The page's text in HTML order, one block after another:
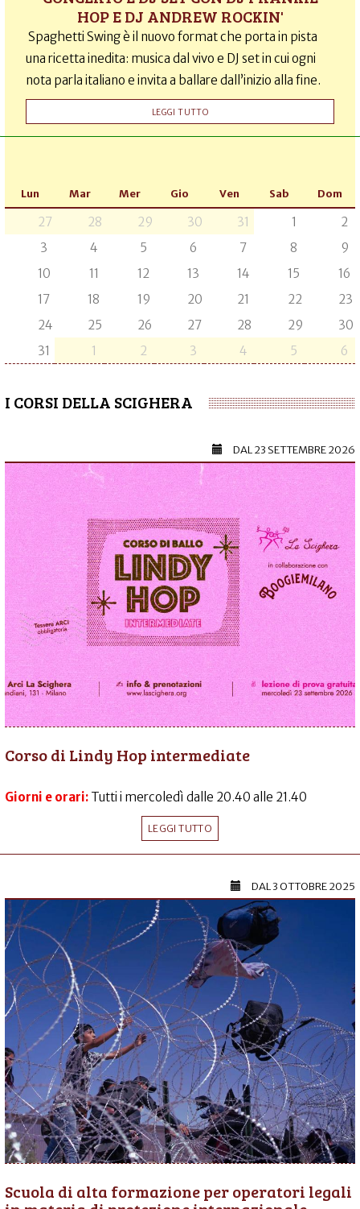
HOP E DJ ANDREW ROCKIN'
Spaghetti Swing è il nuovo format che porta in pista
una ricetta inedita: musica dal vivo e DJ set in cui ogni
nota parla italiano e invita a ballare dall’inizio alla fine.
LEGGI TUTTO
Lun Mar Mer Gio Ven Sab Dom
27 28 29 30 31 1
2
3
4 5 6 7 8
9
10
11 12 13 14 15
16
17
18 19 20 21 22
23
24
25 26 27 28 29
30
31
1 2 3 4 5 6
I CORSI DELLA SCIGHERA
DAL23 SETTEMBRE 2026
Corso di Lindy Hop intermediate
Giorni e orari: Tutti i mercoledì dalle 20.40 alle 21.40
LEGGI TUTTO
DAL3 OTTOBRE 2025
Scuola di alta formazione per operatori legali